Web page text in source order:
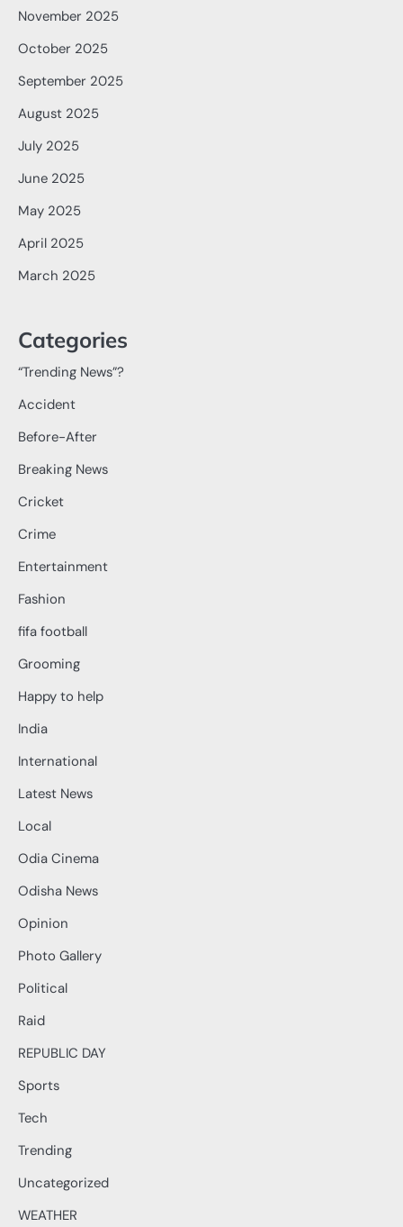
November 2025
October 2025
September 2025
August 2025
July 2025
June 2025
May 2025
April 2025
March 2025
Categories
“Trending News”?
Accident
Before-After
Breaking News
Cricket
Crime
Entertainment
Fashion
fifa football
Grooming
Happy to help
India
International
Latest News
Local
Odia Cinema
Odisha News
Opinion
Photo Gallery
Political
Raid
REPUBLIC DAY
Sports
Tech
Trending
Uncategorized
WEATHER